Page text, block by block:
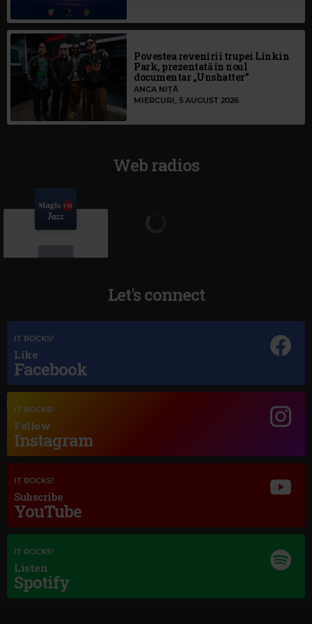
Povestea revenirii trupei Linkin
Park, prezentată în noul
documentar „Unshatter”
ANCA NIȚĂ
MIERCURI, 5 AUGUST 2026
Web radios
Magic Jazz
RICK HALE
Let's connect
IT ROCKS!
Like
Facebook
IT ROCKS!
Follow
Instagram
IT ROCKS!
Subscribe
YouTube
IT ROCKS!
Listen
Spotify